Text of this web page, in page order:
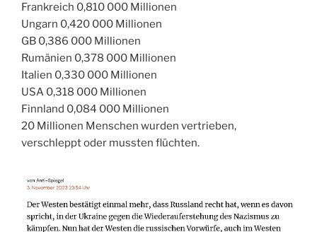
Frankreich 0,810 000 Millionen
Ungarn 0,420 000 Millionen
GB 0,386 000 Millionen
Rumänien 0,378 000 Millionen
Italien 0,330 000 Millionen
USA 0,318 000 Millionen
Finnland 0,084 000 Millionen
20 Millionen Menschen wurden vertrieben,
verschleppt oder mussten flüchten.